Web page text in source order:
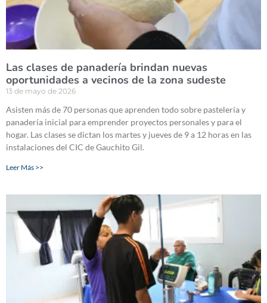
Las clases de panadería brindan nuevas
oportunidades a vecinos de la zona sudeste
13 de mayo de 2026
Asisten más de 70 personas que aprenden todo sobre pastelería y
panadería inicial para emprender proyectos personales y para el
hogar. Las clases se dictan los martes y jueves de 9 a 12 horas en las
instalaciones del CIC de Gauchito Gil.
Leer Más >>